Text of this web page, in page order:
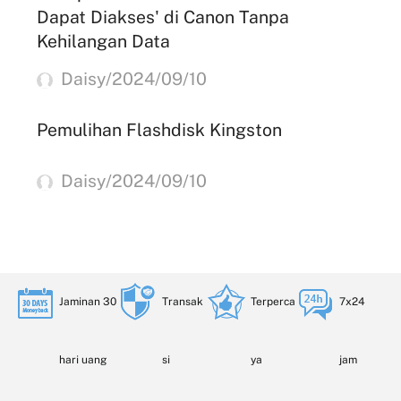
Dapat Diakses' di Canon Tanpa
Kehilangan Data
Daisy/2024/09/10
Pemulihan Flashdisk Kingston
Daisy/2024/09/10
Jaminan 30
hari uang
Transak
si
Terperca
ya
7x24
jam